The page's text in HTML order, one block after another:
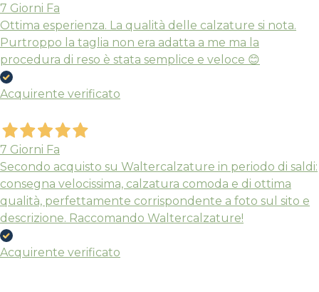
7 Giorni Fa
Ottima esperienza. La qualità delle calzature si nota.
Purtroppo la taglia non era adatta a me ma la
procedura di reso è stata semplice e veloce 😊
Acquirente verificato
7 Giorni Fa
Secondo acquisto su Waltercalzature in periodo di saldi:
consegna velocissima, calzatura comoda e di ottima
qualità, perfettamente corrispondente a foto sul sito e
descrizione. Raccomando Waltercalzature!
Acquirente verificato